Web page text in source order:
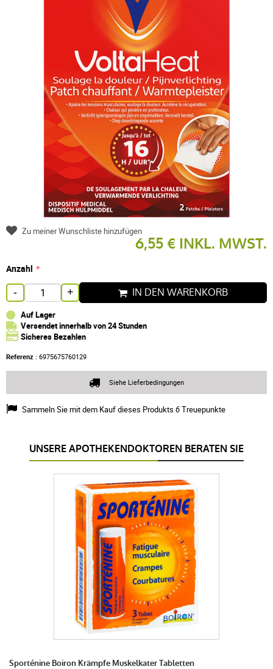
6,55 € INKL. MWST.
Anzahl
- + IN DEN WARENKORB
Auf Lager
Versendet innerhalb von 24 Stunden
Sicheres Bezahlen
Referenz : 6975675760129
Sammeln Sie mit dem Kauf dieses Produkts 6Treuepunkte
Zu meiner Wunschliste hinzufügen
Siehe Lieferbedingungen
UNSERE APOTHEKENDOKTOREN BERATEN SIE
Sporténine Boiron Krämpfe Muskelkater Tabletten